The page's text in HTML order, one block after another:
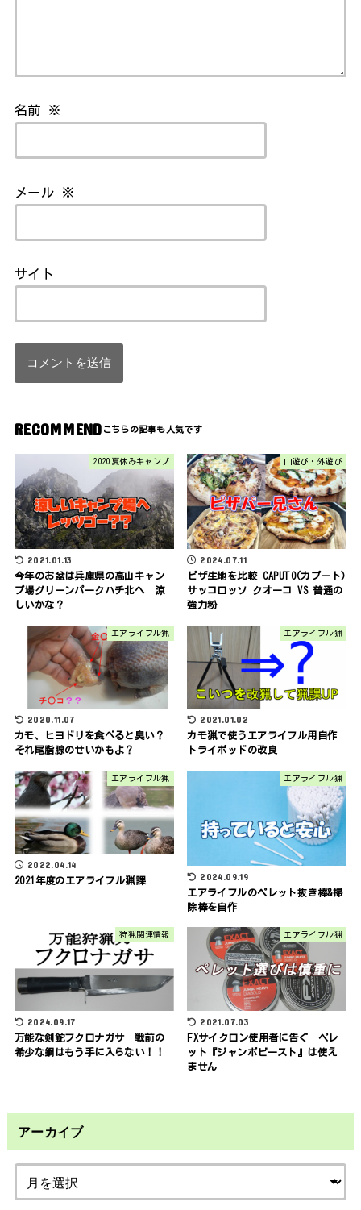
名前 ※
メール ※
サイト
RECOMMEND
2020夏休みキャンプ
2021.01.13
今年のお盆は兵庫県の高山キャン
プ場グリーンパークハチ北へ 涼
しいかな？
山遊び・外遊び
2024.07.11
ピザ生地を比較 CAPUTO(カプート)
サッコロッソ クオーコ VS 普通の
強力粉
エアライフル猟
2020.11.07
カモ、ヒヨドリを食べると臭い？
それ尾脂腺のせいかもよ？
エアライフル猟
2021.01.02
カモ猟で使うエアライフル用自作
トライポッドの改良
エアライフル猟
2022.04.14
2021年度のエアライフル猟課
エアライフル猟
2024.09.19
エアライフルのペレット抜き棒&掃
除棒を自作
狩猟関連情報
2024.09.17
万能な剣鉈フクロナガサ 戦前の
希少な鋼はもう手に入らない！！
エアライフル猟
2021.07.03
FXサイクロン使用者に告ぐ ペレ
ット『ジャンボビースト』は使え
ません
アーカイブ